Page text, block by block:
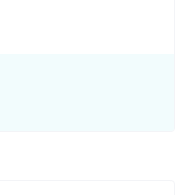
- Hyrylä